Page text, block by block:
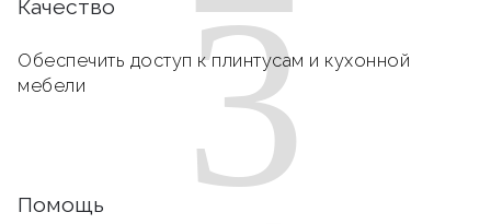
3
Качество
Обеспечить доступ к плинтусам и кухонной
мебели
Помощь